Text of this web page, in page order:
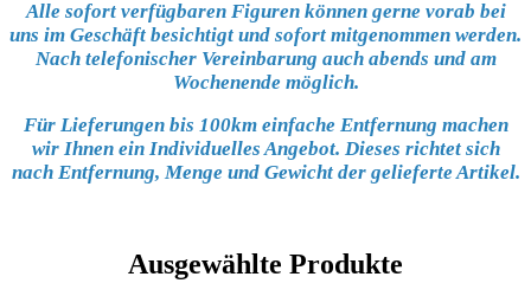
Alle sofort verfügbaren Figuren können gerne vorab bei
uns im Geschäft besichtigt und sofort mitgenommen werden.
Nach telefonischer Vereinbarung auch abends und am
Wochenende möglich.
Für Lieferungen bis 100km einfache Entfernung machen
wir Ihnen ein Individuelles Angebot. Dieses richtet sich
nach Entfernung, Menge und Gewicht der gelieferte Artikel.
Ausgewählte Produkte